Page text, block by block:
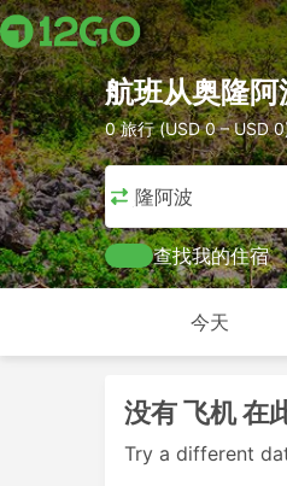
航班从奥隆
0 旅行 (USD 0 – USD
奥隆阿波
查找我的住宿
今天
没有 飞机 在
Try a different